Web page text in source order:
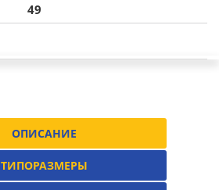
49
ОПИСАНИЕ
ТИПОРАЗМЕРЫ